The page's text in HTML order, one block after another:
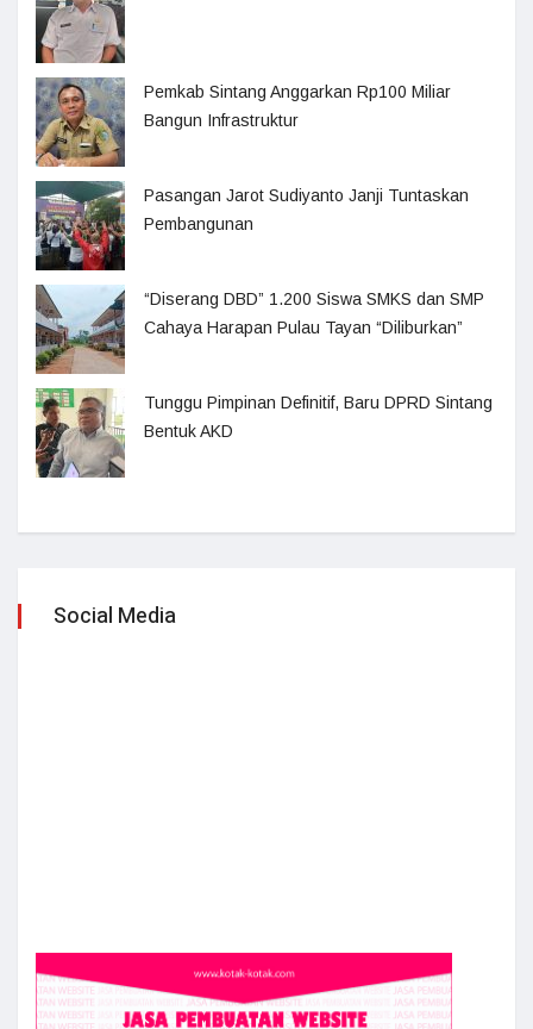
Pemkab Sintang Anggarkan Rp100 Miliar
Bangun Infrastruktur
Pasangan Jarot Sudiyanto Janji Tuntaskan
Pembangunan
“Diserang DBD” 1.200 Siswa SMKS dan SMP
Cahaya Harapan Pulau Tayan “Diliburkan”
Tunggu Pimpinan Definitif, Baru DPRD Sintang
Bentuk AKD
Social Media